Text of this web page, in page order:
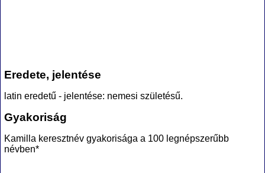
Eredete, jelentése
latin eredetű - jelentése: nemesi születésű.
Gyakoriság
Kamilla keresztnév gyakorisága a 100 legnépszerűbb
névben*